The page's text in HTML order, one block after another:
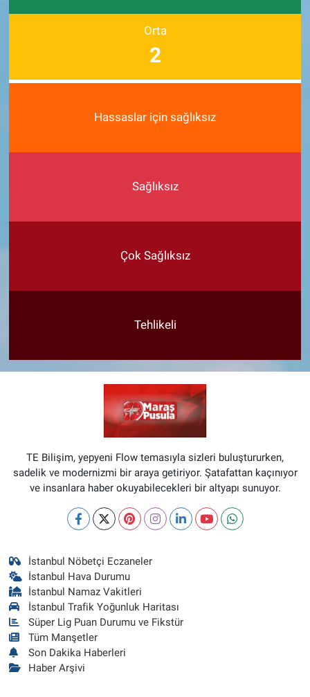
Orta
2
Hassaslar için sağlıksız
Sağlıksız
Çok Sağlıksız
Tehlikeli
TE Bilişim, yepyeni Flow temasıyla sizleri buluştururken,
sadelik ve modernizmi bir araya getiriyor. Şatafattan kaçınıyor
ve insanlara haber okuyabilecekleri bir altyapı sunuyor.
İstanbul Nöbetçi Eczaneler
İstanbul Hava Durumu
İstanbul Namaz Vakitleri
İstanbul Trafik Yoğunluk Haritası
Süper Lig Puan Durumu ve Fikstür
Tüm Manşetler
Son Dakika Haberleri
Haber Arşivi